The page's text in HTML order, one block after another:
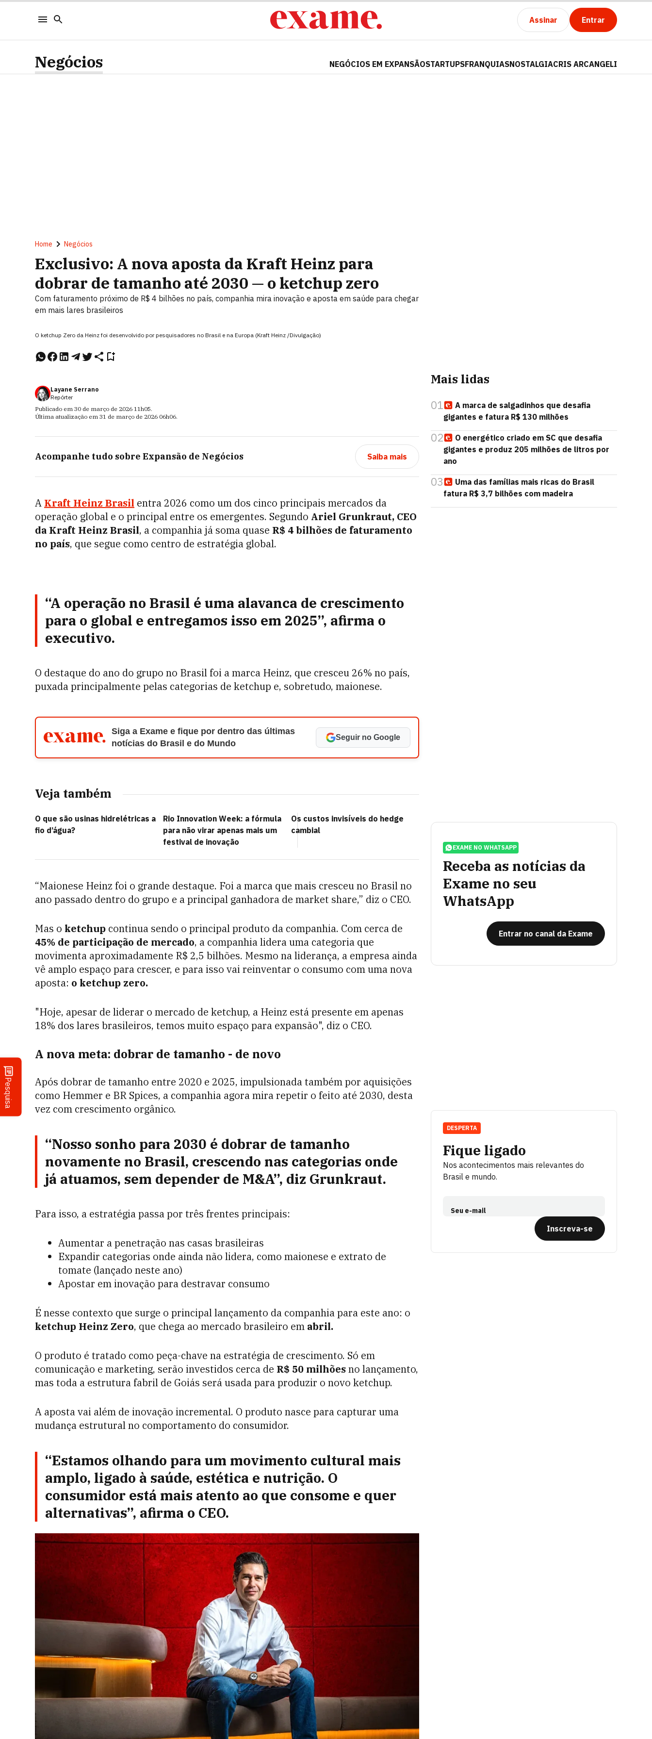
Assinar Entrar
Pesquisa
Negócios NEGÓCIOS EM EXPANSÃOSTARTUPSFRANQUIASNOSTALGIACRIS ARCANGELI
Home Negócios
Exclusivo: A nova aposta da Kraft Heinz para
dobrar de tamanho até 2030 — o ketchup zero
Com faturamento próximo de R$ 4 bilhões no país, companhia mira inovação e aposta em saúde para chegar
em mais lares brasileiros
O ketchup Zero da Heinz foi desenvolvido por pesquisadores no Brasil e na Europa (Kraft Heinz /Divulgação)
Layane Serrano
Repórter
Publicado em 30 de março de 2026 11h05.
Última atualização em 31 de março de 2026 06h06.
Acompanhe tudo sobre Expansão de Negócios Saiba mais
A Kraft Heinz Brasil entra 2026 como um dos cinco principais mercados da
operação global e o principal entre os emergentes. Segundo Ariel Grunkraut, CEO
da Kraft Heinz Brasil, a companhia já soma quase R$ 4 bilhões de faturamento
no país, que segue como centro de estratégia global.
“A operação no Brasil é uma alavanca de crescimento
para o global e entregamos isso em 2025”, afirma o
executivo.
O destaque do ano do grupo no Brasil foi a marca Heinz, que cresceu 26% no país,
puxada principalmente pelas categorias de ketchup e, sobretudo, maionese.
Siga a Exame e fique por dentro das últimas
notícias do Brasil e do Mundo
Seguir no Google
Veja também
O que são usinas hidrelétricas a
fio d’água?
Rio Innovation Week: a fórmula
para não virar apenas mais um
festival de inovação
Os custos invisíveis do hedge
cambial
“Maionese Heinz foi o grande destaque. Foi a marca que mais cresceu no Brasil no
ano passado dentro do grupo e a principal ganhadora de market share,” diz o CEO.
Mas o ketchup continua sendo o principal produto da companhia. Com cerca de
45% de participação de mercado, a companhia lidera uma categoria que
movimenta aproximadamente R$ 2,5 bilhões. Mesmo na liderança, a empresa ainda
vê amplo espaço para crescer, e para isso vai reinventar o consumo com uma nova
aposta: o ketchup zero.
"Hoje, apesar de liderar o mercado de ketchup, a Heinz está presente em apenas
18% dos lares brasileiros, temos muito espaço para expansão", diz o CEO.
A nova meta: dobrar de tamanho - de novo
Após dobrar de tamanho entre 2020 e 2025, impulsionada também por aquisições
como Hemmer e BR Spices, a companhia agora mira repetir o feito até 2030, desta
vez com crescimento orgânico.
“Nosso sonho para 2030 é dobrar de tamanho
novamente no Brasil, crescendo nas categorias onde
já atuamos, sem depender de M&A”, diz Grunkraut.
Para isso, a estratégia passa por três frentes principais:
Aumentar a penetração nas casas brasileiras
Expandir categorias onde ainda não lidera, como maionese e extrato de
tomate (lançado neste ano)
Apostar em inovação para destravar consumo
É nesse contexto que surge o principal lançamento da companhia para este ano: o
ketchup Heinz Zero, que chega ao mercado brasileiro em abril.
O produto é tratado como peça-chave na estratégia de crescimento. Só em
comunicação e marketing, serão investidos cerca de R$ 50 milhõesno lançamento,
mas toda a estrutura fabril de Goiás será usada para produzir o novo ketchup.
A aposta vai além de inovação incremental. O produto nasce para capturar uma
mudança estrutural no comportamento do consumidor.
“Estamos olhando para um movimento cultural mais
amplo, ligado à saúde, estética e nutrição. O
consumidor está mais atento ao que consome e quer
alternativas”, afirma o CEO.
Mais lidas
01
A marca de salgadinhos que desafia
gigantes e fatura R$ 130 milhões
02
O energético criado em SC que desafia
gigantes e produz 205 milhões de litros por
ano
03
Uma das famílias mais ricas do Brasil
fatura R$ 3,7 bilhões com madeira
EXAME NO WHATSAPP
Receba as notícias da
Exame no seu
WhatsApp
Entrar no canal da Exame
Fique ligado
Nos acontecimentos mais relevantes do
Brasil e mundo.
Seu e-mail
Inscreva-se
DESPERTA